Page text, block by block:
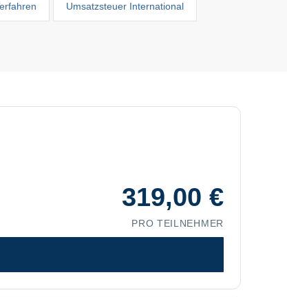
Umsatzsteuer International
319,00 €
PRO TEILNEHMER